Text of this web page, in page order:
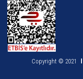
Copyright © 2021